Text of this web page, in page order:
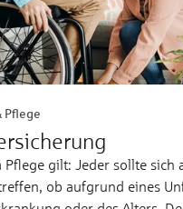
Pflege
Pflege gilt: Jeder sollte sich
ob aufgrund eines